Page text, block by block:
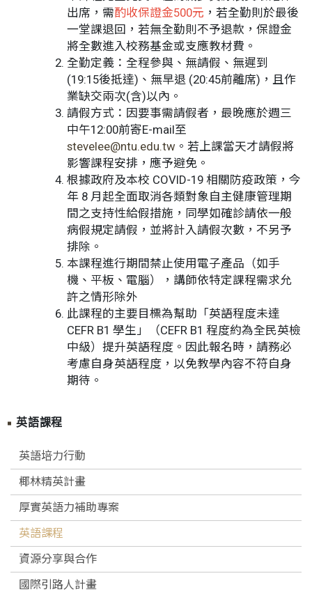
英語課程
英語培力行動
椰林精英計畫
厚實英語力補助專案
英語課程
資源分享與合作
國際引路人計畫
出席，需酌收保證金500元 ，若全勤則於最後
一堂課退回，若無全勤則不予退款，保證金
將全數進入校務基金或支應教材費。
全勤定義：全程參與、無請假、無遲到
(19:15後抵達)、無早退 (20:45前離席)，且作
業缺交兩次(含)以內。
請假方式：因要事需請假者，最晚應於週三
中午12:00前寄E-mail至
stevelee@ntu.edu.tw 。若上課當天才請假將
影響課程安排，應予避免。
根據政府及本校 COVID-19 相關防疫政策，今
年 8 月起全面取消各類對象自主健康管理期
間之支持性給假措施，同學如確診請依一般
病假規定請假，並將計入請假次數，不另予
排除。
本課程進行期間禁止使用電子產品（如手
機、平板、電腦），講師依特定課程需求允
許之情形除外
此課程的主要目標為幫助「英語程度未達
CEFR B1 學生」（CEFR B1 程度約為全民英檢
中級）提升英語程度。因此報名時，請務必
考慮自身英語程度，以免教學內容不符自身
期待。